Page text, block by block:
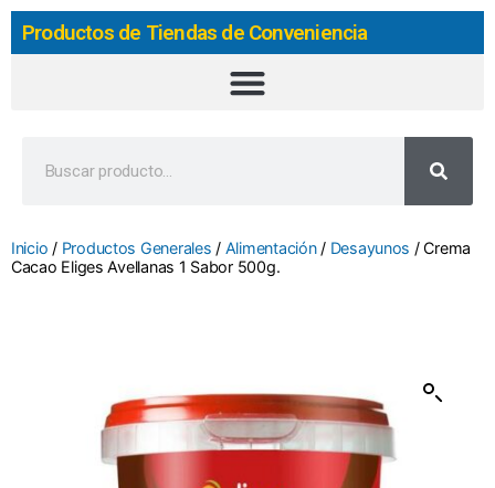
Productos de Tiendas de Conveniencia
Inicio / Productos Generales / Alimentación/ Desayunos / Crema
Cacao Eliges Avellanas 1 Sabor 500g.